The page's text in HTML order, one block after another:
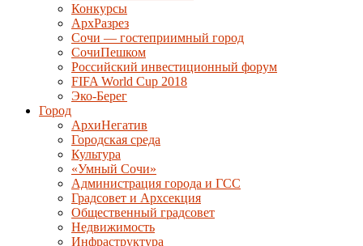
Конкурсы
АрхРазрез
Сочи — гостеприимный город
СочиПешком
Российский инвестиционный форум
FIFA World Cup 2018
Эко-Берег
Город
АрхиНегатив
Городская среда
Культура
«Умный Сочи»
Администрация города и ГСС
Градсовет и Архсекция
Общественный градсовет
Недвижимость
Инфраструктура